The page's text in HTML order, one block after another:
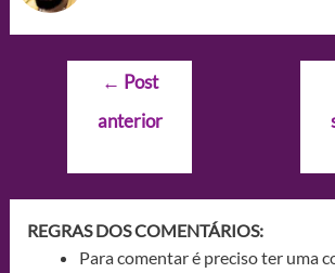
Navegação
Post
← Post
anterior
REGRAS DOS COMENTÁRIOS:
Para comentar é preciso ter uma